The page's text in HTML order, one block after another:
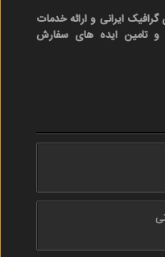
ایرانی و ارائه خدمات
و تامین ایده های سفارش